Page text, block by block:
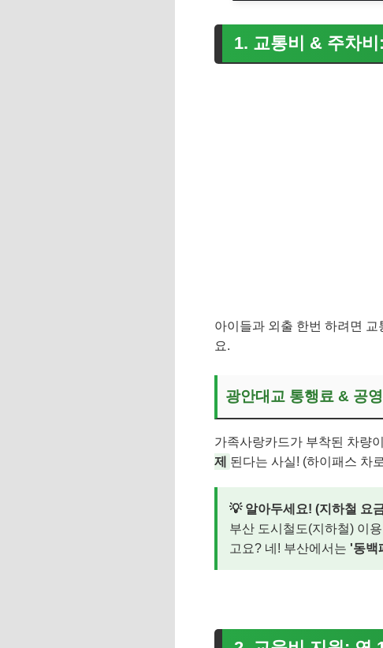
1. 교통비 & 주차
아이들과 외출 한번 하려면
요.
광안대교 통행료 & 공
가족사랑카드가 부착된 차량
제
된다는 사실! (하이패스 차
💡 알아두세요! (지하철 요
부산 도시철도(지하철) 이
고요? 네! 부산에서는 '동백